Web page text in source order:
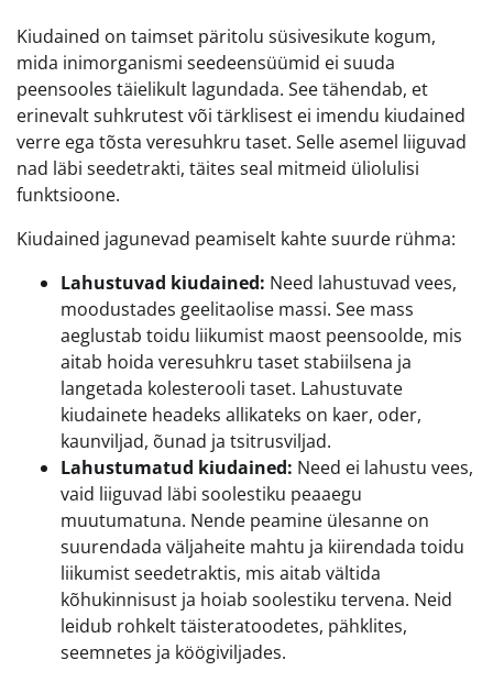
Kiudained on taimset päritolu süsivesikute kogum,
mida inimorganismi seedeensüümid ei suuda
peensooles täielikult lagundada. See tähendab, et
erinevalt suhkrutest või tärklisest ei imendu kiudained
verre ega tõsta veresuhkru taset. Selle asemel liiguvad
nad läbi seedetrakti, täites seal mitmeid üliolulisi
funktsioone.
Kiudained jagunevad peamiselt kahte suurde rühma:
Lahustuvad kiudained: Need lahustuvad vees,
moodustades geelitaolise massi. See mass
aeglustab toidu liikumist maost peensoolde, mis
aitab hoida veresuhkru taset stabiilsena ja
langetada kolesterooli taset. Lahustuvate
kiudainete headeks allikateks on kaer, oder,
kaunviljad, õunad ja tsitrusviljad.
Lahustumatud kiudained: Need ei lahustu vees,
vaid liiguvad läbi soolestiku peaaegu
muutumatuna. Nende peamine ülesanne on
suurendada väljaheite mahtu ja kiirendada toidu
liikumist seedetraktis, mis aitab vältida
kõhukinnisust ja hoiab soolestiku tervena. Neid
leidub rohkelt täisteratoodetes, pähklites,
seemnetes ja köögiviljades.